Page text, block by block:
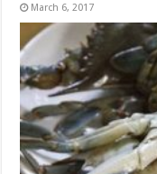
March 6, 2017